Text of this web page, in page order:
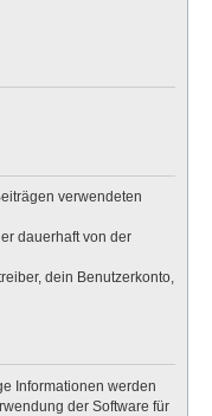
verwendeten
dauerhaft von der
dein Benutzerkonto,
Informationen werden
der Software für